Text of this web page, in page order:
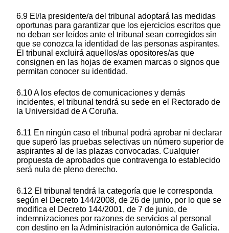
6.9 El/la presidente/a del tribunal adoptará las medidas
oportunas para garantizar que los ejercicios escritos que
no deban ser leídos ante el tribunal sean corregidos sin
que se conozca la identidad de las personas aspirantes.
El tribunal excluirá aquellos/as opositores/as que
consignen en las hojas de examen marcas o signos que
permitan conocer su identidad.
6.10 A los efectos de comunicaciones y demás
incidentes, el tribunal tendrá su sede en el Rectorado de
la Universidad de A Coruña.
6.11 En ningún caso el tribunal podrá aprobar ni declarar
que superó las pruebas selectivas un número superior de
aspirantes al de las plazas convocadas. Cualquier
propuesta de aprobados que contravenga lo establecido
será nula de pleno derecho.
6.12 El tribunal tendrá la categoría que le corresponda
según el Decreto 144/2008, de 26 de junio, por lo que se
modifica el Decreto 144/2001, de 7 de junio, de
indemnizaciones por razones de servicios al personal
con destino en la Administración autonómica de Galicia.